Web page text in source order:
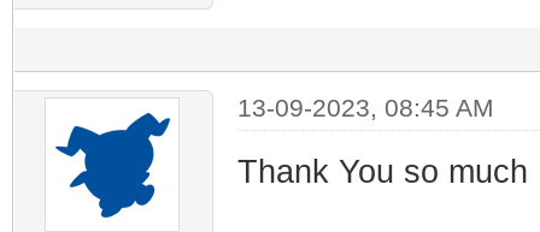
13-09-2023, 08:45 AM
Thank You so much